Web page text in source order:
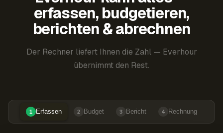
erfassen, budgetieren,
berichten & abrechnen
Der Rechner liefert Ihnen die Zahl — Everhour
übernimmt den Rest.
1 Erfassen 2 Budget 3 Bericht 4 Rechnung